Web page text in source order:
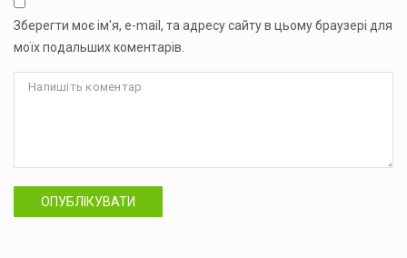
Зберегти моє ім'я, e-mail, та адресу сайту в цьому браузері для
моїх подальших коментарів.
ОПУБЛІКУВАТИ